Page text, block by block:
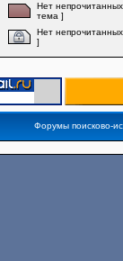
Нет
тема ]
Нет
]
Форумы поисково-